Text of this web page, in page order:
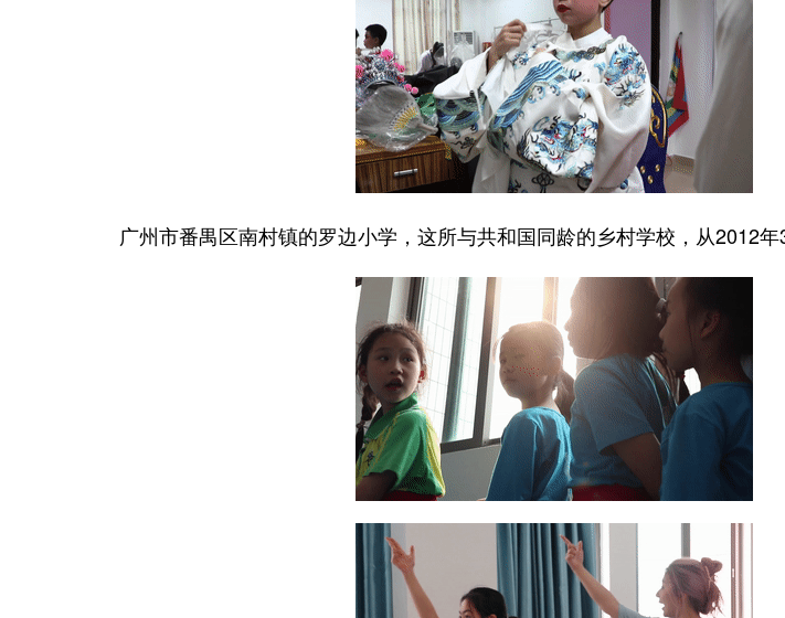
广州市番禺区南村镇的罗边小学，这所与共和国同龄的乡村学校，从2012年3